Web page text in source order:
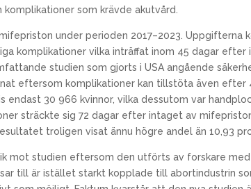
som krävde akutvård.
under perioden 2017–2023. Uppgifterna
komplikationer vilka inträffat inom 45 dagar efter
studien som gjorts i USA angående
eftersom komplikationer kan tillstöta även efter
endast 30 966 kvinnor, vilka dessutom var
sträckte sig 72 dagar efter intaget av
troligen visat ännu högre andel än 10,93
mot studien eftersom den utförts av forskare
till är istället starkt kopplade till abortindustrin